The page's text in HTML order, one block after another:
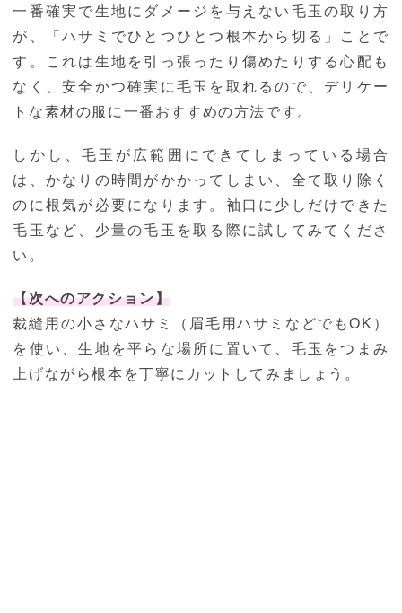
一番確実で生地にダメージを与えない毛玉の取り方
が、「ハサミでひとつひとつ根本から切る」ことで
す。これは生地を引っ張ったり傷めたりする心配も
なく、安全かつ確実に毛玉を取れるので、デリケー
トな素材の服に一番おすすめの方法です。
しかし、毛玉が広範囲にできてしまっている場合
は、かなりの時間がかかってしまい、全て取り除く
のに根気が必要になります。袖口に少しだけできた
毛玉など、少量の毛玉を取る際に試してみてくださ
い。
【次へのアクション】
裁縫用の小さなハサミ（眉毛用ハサミなどでもOK）
を使い、生地を平らな場所に置いて、毛玉をつまみ
上げながら根本を丁寧にカットしてみましょう。